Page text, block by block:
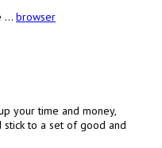
… browser
your time and money,
to a set of good and